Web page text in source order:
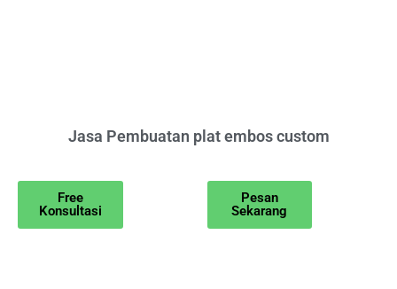
Jasa Pembuatan plat embos custom
Free
Konsultasi
Pesan
Sekarang